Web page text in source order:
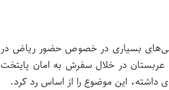
بسیاری در خصوص حضور ریاض در
عربستان در خلال سفرش به امان پایتخت
این موضوع را از اساس رد کرد.